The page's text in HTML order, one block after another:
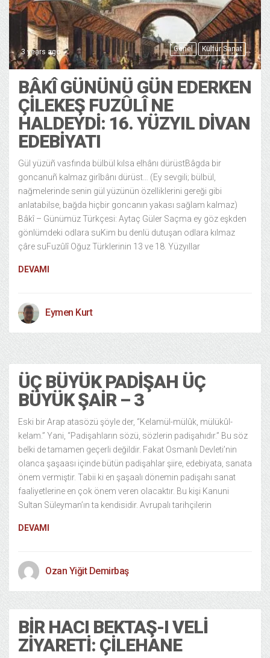
Genel Kültür Sanat
3 years ago
BÂKÎ GÜNÜNÜ GÜN EDERKEN
ÇILEKEŞ FUZÛLÎ NE
HALDEYDI: 16. YÜZYIL DİVAN
EDEBİYATI
Gül yüzüñ vasfında bülbül kılsa elhânı dürüstBâgda bir
goncanuñ kalmaz girîbânı dürüst… (Ey sevgili; bülbül,
nağmelerinde senin gül yüzünün özelliklerini gereği gibi
anlatabilse, bağda hiçbir goncanın yakası sağlam kalmaz)
Bâkî – Günümüz Türkçesi: Aytaç Güler Saçma ey göz eşkden
gönlümdeki odlara suKim bu denlü dutuşan odlara kılmaz
çâre suFuzûlî Oğuz Türklerinin 13 ve 18. Yüzyıllar
DEVAMI
Eymen Kurt
Kültür Sanat
ÜÇ BÜYÜK PADIŞAH ÜÇ
BÜYÜK ŞAIR – 3
Eski bir Arap atasözü şöyle der, “Kelamül-mülûk, mülükûl-
kelam.” Yani, “Padişahların sözü, sözlerin padişahıdır.” Bu söz
belki de tamamen geçerli değildir. Fakat Osmanlı Devleti’nin
olanca şaşaası içinde bütün padişahlar şiire, edebiyata, sanata
önem vermiştir. Tabii ki en şaşaalı dönemin padişahı sanat
faaliyetlerine en çok önem veren olacaktır. Bu kişi Kanuni
Sultan Süleyman’ın ta kendisidir. Avrupalı tarihçilerin
DEVAMI
Ozan Yiğit Demirbaş
BIR HACI BEKTAŞ-I VELI
ZIYARETI: ÇILEHANE